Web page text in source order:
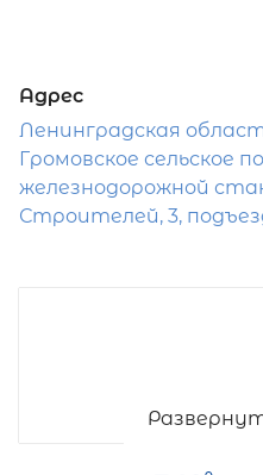
Адрес
Ленинградская
Громовское сельское
железнодорожной
Строителей, 3,